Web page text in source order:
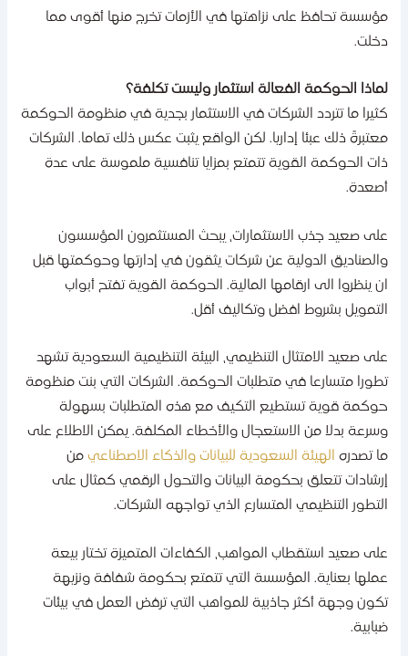
تحافظ على نزاهتها في الأزمات تخرج منها أقوى مما
الحوكمة الفعالة استثمار وليست تكلفة؟
ما تتردد الشركات في الاستثمار بجدية في منظومة الحوكمة
ذلك عبئا إداريا. لكن الواقع يثبت عكس ذلك تماما. الشركات
الحوكمة القوية تتمتع بمزايا تنافسية ملموسة على عدة
صعيد جذب الاستثمارات، يبحث المستثمرون المؤسسون
الدولية عن شركات يثقون في إدارتها وحوكمتها قبل
ينظروا الى ارقامها المالية. الحوكمة القوية تفتح أبواب
بشروط افضل وتكاليف أقل.
صعيد الامتثال التنظيمي، البيئة التنظيمية السعودية تشهد
متسارعا في متطلبات الحوكمة. الشركات التي بنت منظومة
قوية تستطيع التكيف مع هذه المتطلبات بسهولة
بدلا من الاستعجال والأخطاء المكلفة. يمكن الاطلاع على
تصدره الهيئة السعودية للبيانات والذكاء الاصطناعيمن
تتعلق بحكومة البيانات والتحول الرقمي كمثال على
التنظيمي المتسارع الذي تواجهه الشركات.
صعيد استقطاب المواهب، الكفاءات المتميزة تختار بيعة
بعناية. المؤسسة التي تتمتع بحكومة شفافة ونزيهة
وجهة أكثر جاذبية للمواهب التي ترفض العمل في بيئات